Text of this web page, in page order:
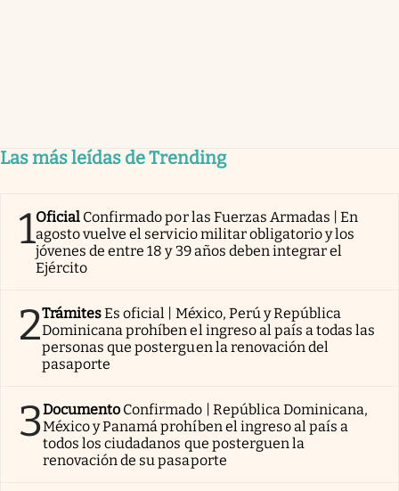
Las más leídas de Trending
1Oficial Confirmado por las Fuerzas Armadas | En
agosto vuelve el servicio militar obligatorio y los
jóvenes de entre 18 y 39 años deben integrar el
Ejército
2TrámitesEs oficial | México, Perú y República
Dominicana prohíben el ingreso al país a todas las
personas que posterguen la renovación del
pasaporte
3Documento Confirmado | República Dominicana,
México y Panamá prohíben el ingreso al país a
todos los ciudadanos que posterguen la
renovación de su pasaporte